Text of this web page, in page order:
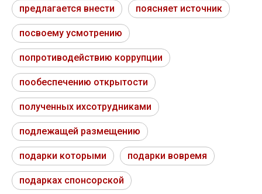
предлагается внести поясняет источник
посвоему усмотрению
попротиводействию коррупции
пообеспечению открытости
полученных ихсотрудниками
подлежащей размещению
подарки которыми подарки вовремя
подарках спонсорской